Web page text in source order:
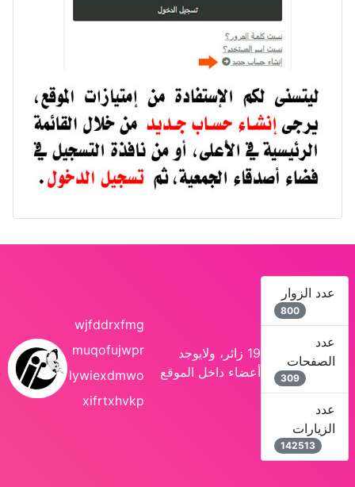
عدد الزوار
800
عدد
الصفحات
309
عدد
الزيارات
142513
19 زائر، ولايوجد
أعضاء داخل الموقع
wjfddrxfmg
muqofujwpr
lywiexdmwo
xifrtxhvkp